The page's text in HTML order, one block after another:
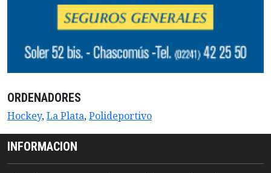
ORDENADORES
Hockey,La Plata,Polideportivo
INFORMACION